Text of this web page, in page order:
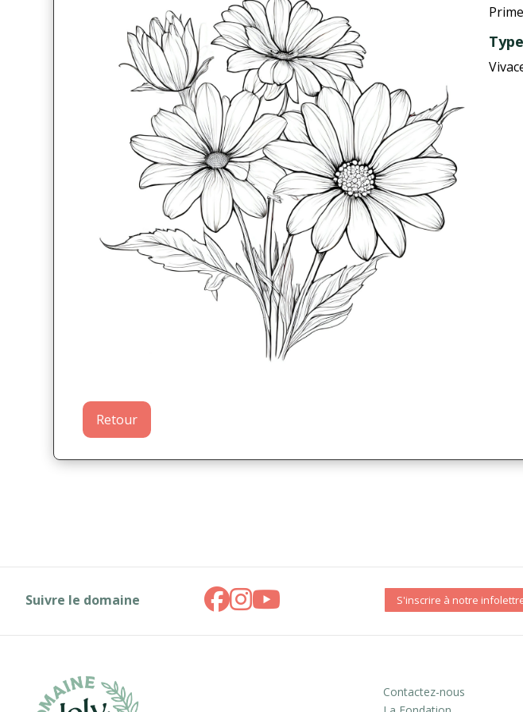
Retour
Suivre le domaine S'inscrire à notre
Contactez-nous